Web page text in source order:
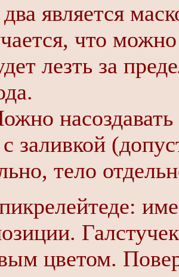
два является
что
лезть за
насоздавать
с заливкой
тело
цветом.